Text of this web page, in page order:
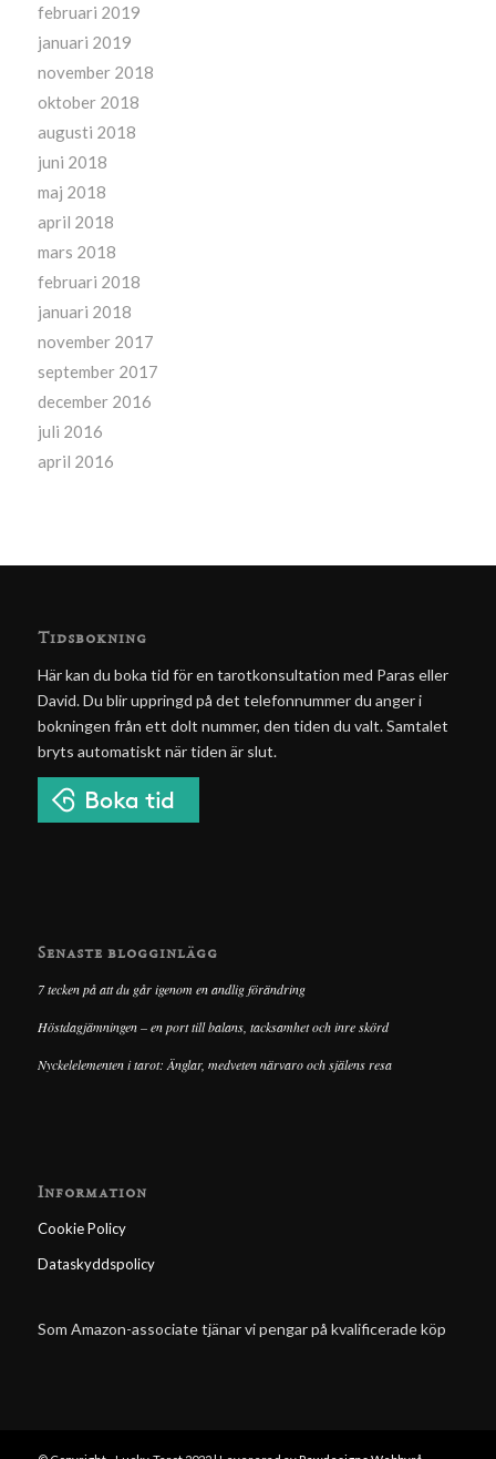
februari 2019
januari 2019
november 2018
oktober 2018
augusti 2018
juni 2018
maj 2018
april 2018
mars 2018
februari 2018
januari 2018
november 2017
september 2017
december 2016
juli 2016
april 2016
Tidsbokning
Här kan du boka tid för en tarotkonsultation med Paras eller
David. Du blir uppringd på det telefonnummer du anger i
bokningen från ett dolt nummer, den tiden du valt. Samtalet
bryts automatiskt när tiden är slut.
Senaste blogginlägg
7 tecken på att du går igenom en andlig förändring
Höstdagjämningen – en port till balans, tacksamhet och inre skörd
Nyckelelementen i tarot: Änglar, medveten närvaro och själens resa
Information
Cookie Policy
Dataskyddspolicy
Som Amazon-associate tjänar vi pengar på kvalificerade köp